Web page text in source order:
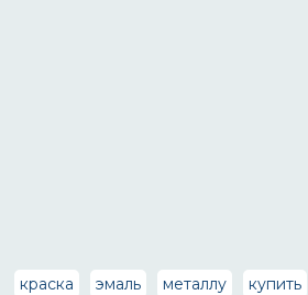
краска эмаль металлу купить